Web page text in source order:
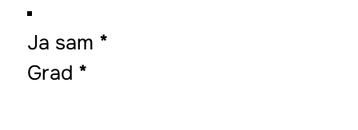
Ja sam *
Grad *